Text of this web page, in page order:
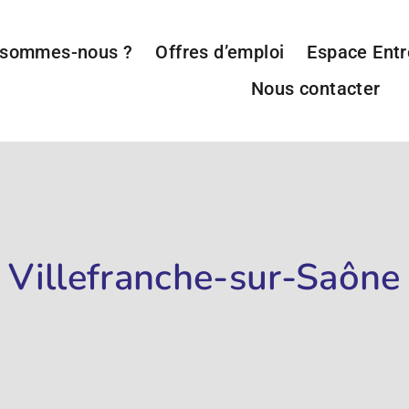
nous ? Offres d’emploi
Espace
Nous contacter
Villefranche-sur-Saône
Europe H/F